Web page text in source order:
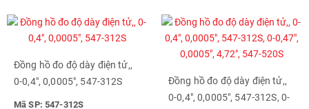
Đồng hồ đo độ dày điện tử,,
0-0,4", 0,0005", 547-312S
Mã SP: 547-312S
Đồng hồ đo độ dày điện tử,,
0-0,4", 0,0005", 547-312S, 0-